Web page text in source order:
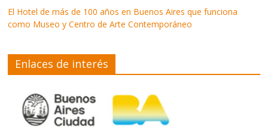
El Hotel de más de 100 años en Buenos Aires que funciona
como Museo y Centro de Arte Contemporáneo
Enlaces de interés